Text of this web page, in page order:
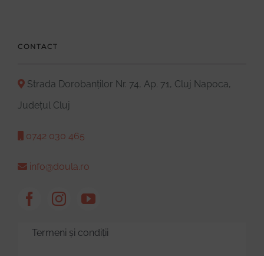
CONTACT
Strada Dorobanților Nr. 74, Ap. 71, Cluj Napoca,
Județul Cluj
0742 030 465
info@doula.ro
Termeni și condiții